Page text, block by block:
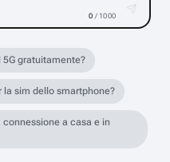
0 / 1000
gratuitamente?
la sim dello smartphone?
a casa e in